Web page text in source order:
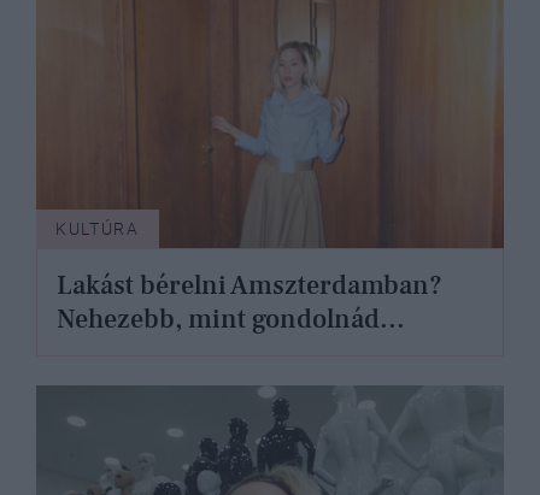
KULTÚRA
Lakást bérelni Amszterdamban?
Nehezebb, mint gondolnád...